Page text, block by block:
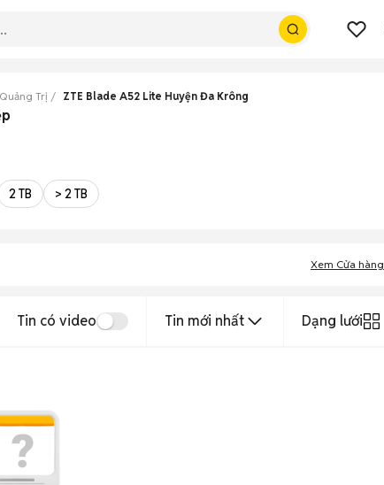
Trị ZTE Blade A52 Lite Huyện Đa Krông
2 TB > 2 TB
Xem Cửa hàng
Tin có video Tin mới nhất Dạng lưới